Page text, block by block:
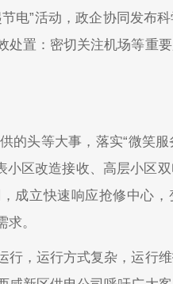
电”活动，政企协同发布
置：密切关注机场等重
头等大事，落实“微笑服
小区改造接收、高层小区
成立快速响应抢修中心
。
，运行方式复杂，运行